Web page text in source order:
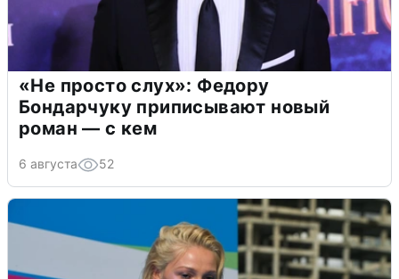
«Не просто слух»: Федору
Бондарчуку приписывают новый
роман — с кем
6 августа 52